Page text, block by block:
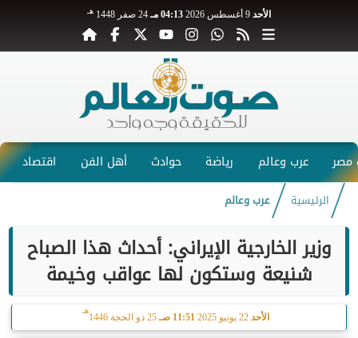
الأحد 04:13 مـ 24 صفر 1448 هـ
عرب وعالم رياضة حوادث أهل الفن اقتصاد
الرئيسية عرب وعالم
وزير الخارجية الإيراني: أحداث هذا الصباح
شنيعة وستكون لها عواقب وخيمة
الأحد 11:51 صـ 25 ذو الحجة 1446
هـ